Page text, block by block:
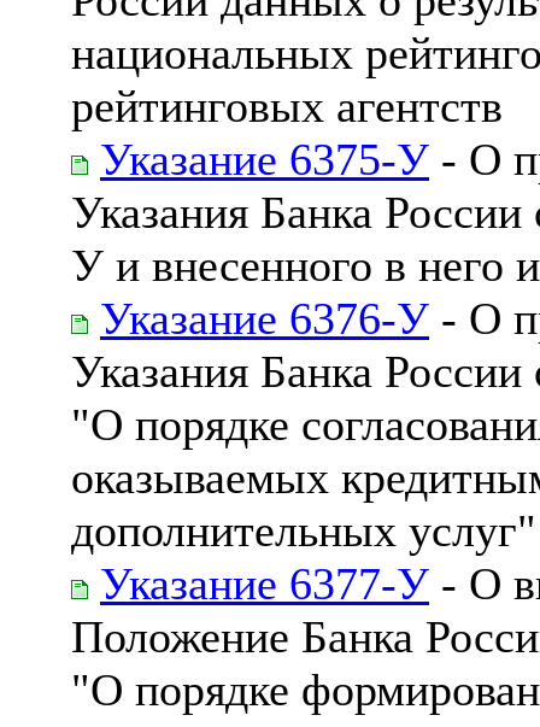
национальных
рейтинговых агентств
Указание 6375-У - О
Указания Банка
У и внесенного в него
Указание 6376-У - О
Указания Банка
"О порядке
оказываемых
дополнительных услуг"
Указание 6377-У - О
Положение Банка
"О порядке